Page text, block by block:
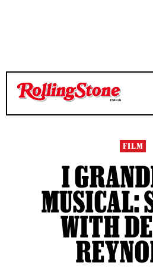
FILM
I
MUSICAL:
WITH